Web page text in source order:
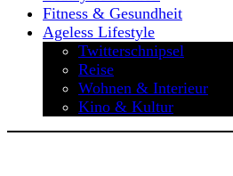
Fitness & Gesundheit
Ageless Lifestyle
Twitterschnipsel
Reise
Wohnen & Interieur
Kino & Kultur